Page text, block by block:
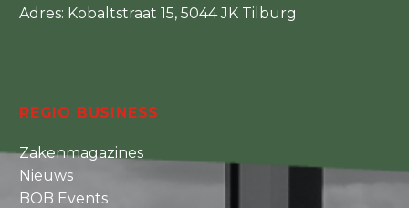
Adres: Kobaltstraat 15, 5044 JK Tilburg
REGIO BUSINESS
Zakenmagazines
Nieuws
BOB Events